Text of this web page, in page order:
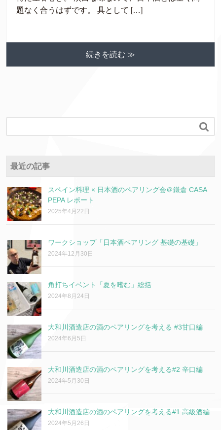
題なく合うはずです。 具として […]
続きを読む ≫

最近の記事
スペイン料理 × 日本酒のペアリング会＠鎌倉 CASA
PEPA レポート
2025年4月22日
ワークショップ「日本酒ペアリング 基礎の基礎」
2024年12月30日
角打ちイベント「夏を嗜む」総括
2024年8月24日
大和川酒造店の酒のペアリングを考える #3甘口編
2024年6月5日
大和川酒造店の酒のペアリングを考える#2 辛口編
2024年5月30日
大和川酒造店の酒のペアリングを考える#1 高級酒編
2024年5月26日